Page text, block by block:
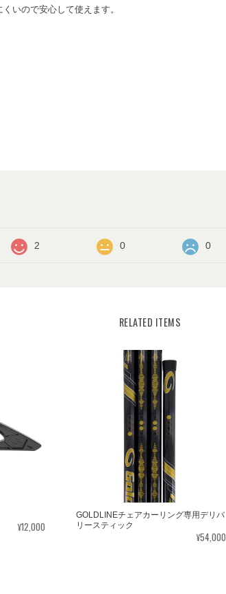
いので安心して使えます。
2 0 0
RELATED ITEMS
¥12,000
GOLDLINEチェアカーリング専用デリバ
リースティック
¥54,000